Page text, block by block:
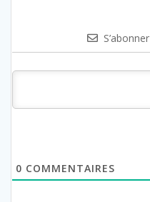
S’abonner
0 COMMENTAIRES